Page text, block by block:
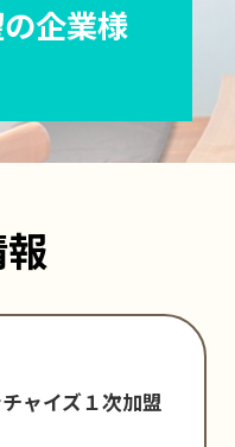
企業様
ャイズ１次加盟